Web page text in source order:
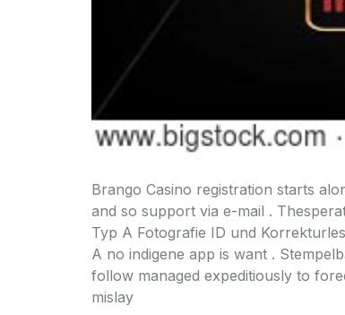
Brango Casino registration starts
and so support via e-mail .
Typ A Fotografie ID und
A no indigene app is want .
follow managed expeditiously to
mislay